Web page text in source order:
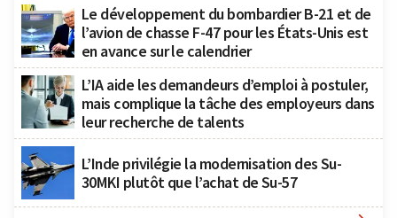
Le développement du bombardier B-21 et de
l’avion de chasse F-47 pour les États-Unis est
en avance sur le calendrier
L’IA aide les demandeurs d’emploi à postuler,
mais complique la tâche des employeurs dans
leur recherche de talents
L’Inde privilégie la modernisation des Su-
30MKI plutôt que l’achat de Su-57